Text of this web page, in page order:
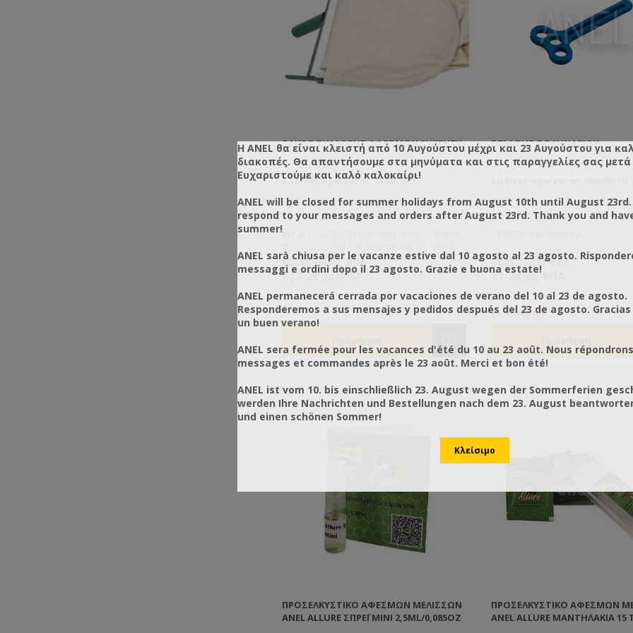
ΣΆΚΟΣ ΣΥΛΛΟΓΉΣ ΑΦΕΣΜΏΝ SWIENTY
Κωδικός προϊόντος: SY66100
σημεία . Αυτό κάνει τη συλλογή τους
δύσκολη. Εδώ δίνει λύση ο Σάκος
€22,00 χωρίς ΦΠΑ
€27,28 με ΦΠΑ
ΣΤΊΦΤΗΣ ΣΩΛΗΝΑΡΊΟΥ
€1,00 χωρίς ΦΠΑ
€1,24 με ΦΠΑ
Σε Απόθεμα
ΠΡΟΣΕΛΚΥΣΤΙΚΌ ΑΦΕΣΜΏΝ ΜΕΛΙΣΣΏΝ
ANEL ALLURE ΣΠΡΈΙ MINI 2,5ML/0,085OZ
ΠΡΟΣΕΛΚΥΣΤΙΚΌ ΑΦΕΣΜΏΝ
ANEL ALLURE ΜΑΝΤΗΛΆΚΙΑ
Η ANEL θα είναι κλειστή από 10 Αυγούστου μέχρι και 23 Αυγούστου για
διακοπές. Θα απαντήσουμε στα μηνύματα και στις παραγγελίες σας μετά
Ευχαριστούμε και καλό καλοκαίρι!
ANEL will be closed for summer holidays from August 10th until August
respond to your messages and orders after August 23rd. Thank you and
summer!
ANEL sarà chiusa per le vacanze estive dal 10 agosto al 23 agosto.
messaggi e ordini dopo il 23 agosto. Grazie e buona estate!
ANEL permanecerá cerrada por vacaciones de verano del 10 al 23 de agosto.
Responderemos a sus mensajes y pedidos después del 23 de agosto.
un buen verano!
ANEL sera fermée pour les vacances d'été du 10 au 23 août. Nous
messages et commandes après le 23 août. Merci et bon été!
ANEL ist vom 10. bis einschließlich 23. August wegen der Sommerferien
werden Ihre Nachrichten und Bestellungen nach dem 23. August
und einen schönen Sommer!